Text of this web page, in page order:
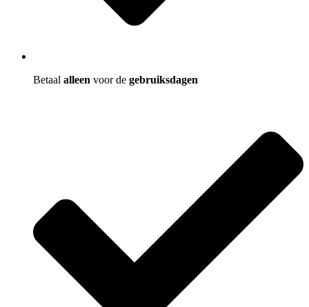
Betaal alleen voor de gebruiksdagen